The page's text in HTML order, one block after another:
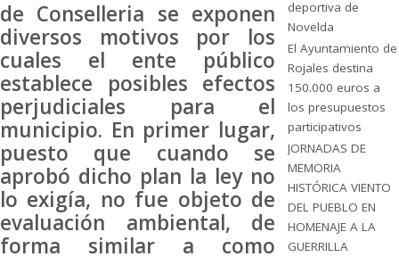
de Conselleria se exponen
diversos motivos por los
cuales el ente público
establece posibles efectos
perjudiciales para el
municipio. En primer lugar,
puesto que cuando se
aprobó dicho plan la ley no
lo exigía, no fue objeto de
evaluación ambiental, de
forma similar a como
deportiva de
Novelda
El Ayuntamiento de
Rojales destina
150.000 euros a
los presupuestos
participativos
JORNADAS DE
MEMORIA
HISTÓRICA VIENTO
DEL PUEBLO EN
HOMENAJE A LA
GUERRILLA